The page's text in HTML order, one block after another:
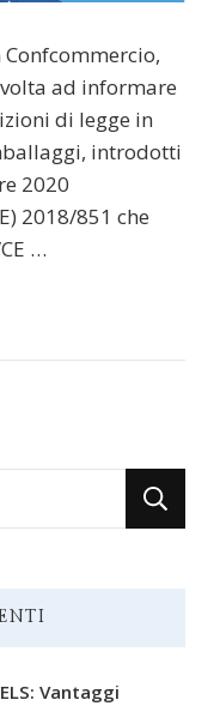
ad informare
di legge in
introdotti
2020
2018/851 che
…
Vantaggi